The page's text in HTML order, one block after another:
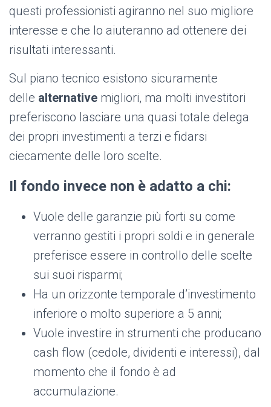
questi professionisti agiranno nel suo migliore
interesse e che lo aiuteranno ad ottenere dei
risultati interessanti.
Sul piano tecnico esistono sicuramente
delle alternative migliori, ma molti investitori
preferiscono lasciare una quasi totale delega
dei propri investimenti a terzi e fidarsi
ciecamente delle loro scelte.
Il fondo invece non è adatto a chi:
Vuole delle garanzie più forti su come
verranno gestiti i propri soldi e in generale
preferisce essere in controllo delle scelte
sui suoi risparmi;
Ha un orizzonte temporale d’investimento
inferiore o molto superiore a 5 anni;
Vuole investire in strumenti che producano
cash flow (cedole, dividenti e interessi), dal
momento che il fondo è ad
accumulazione.